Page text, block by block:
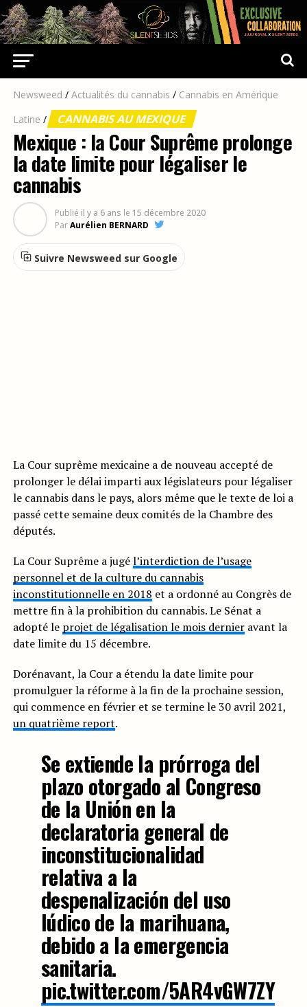
Newsweed / Actualités du cannabis / Cannabis en Amérique
Latine / CANNABIS AU MEXIQUE
Mexique : la Cour Suprême prolonge
la date limite pour légaliser le
cannabis
Publié il y a 6 ans le 15 décembre 2020
ParAurélien BERNARD
Suivre Newsweed sur Google
La Cour suprême mexicaine a de nouveau accepté de
prolonger le délai imparti aux législateurs pour légaliser
le cannabis dans le pays, alors même que le texte de loi a
passé cette semaine deux comités de la Chambre des
députés.
La Cour Suprême a jugél’interdiction de l’usage
personnel et de la culture du cannabis
inconstitutionnelle en 2018 et a ordonné au Congrès de
mettre fin à la prohibition du cannabis. Le Sénat a
adopté le projet de légalisation le mois dernieravant la
date limite du 15 décembre.
Dorénavant, la Cour a étendu la date limite pour
promulguer la réforme à la fin de la prochaine session,
qui commence en février et se termine le 30 avril 2021,
un quatrième report.
Se extiende la prórroga del
plazo otorgado al Congreso
de la Unión en la
declaratoria general de
inconstitucionalidad
relativa a la
despenalización del uso
lúdico de la marihuana,
debido a la emergencia
sanitaria.
pic.twitter.com/5AR4vGW7ZY